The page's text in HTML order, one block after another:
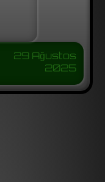
29 Ağustos
2025